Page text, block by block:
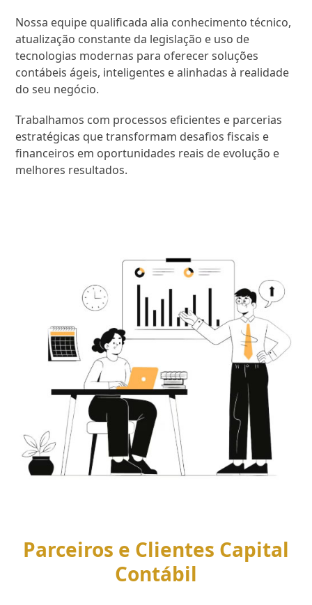
Nossa equipe qualificada alia conhecimento técnico,
atualização constante da legislação e uso de
tecnologias modernas para oferecer soluções
contábeis ágeis, inteligentes e alinhadas à realidade
do seu negócio.
Trabalhamos com processos eficientes e parcerias
estratégicas que transformam desafios fiscais e
financeiros em oportunidades reais de evolução e
melhores resultados.
Parceiros e Clientes Capital
Contábil